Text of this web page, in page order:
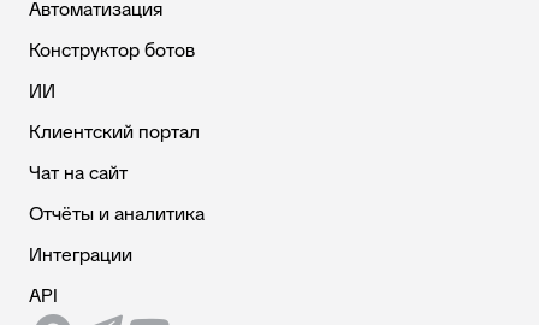
Автоматизация
Конструктор ботов
ИИ
Клиентский портал
Чат на сайт
Отчёты и аналитика
Интеграции
API